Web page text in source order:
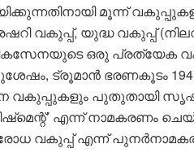
മൂന്ന്
വകുപ്പ്, യുദ്ധ വകുപ്പ്
ഒരു പ്രത്യേക
ട്രൂമാൻ ഭരണകൂടം
വകുപ്പുകളും പുതുതായി
എന്ന് നാമകരണം
വകുപ്പ് എന്ന്